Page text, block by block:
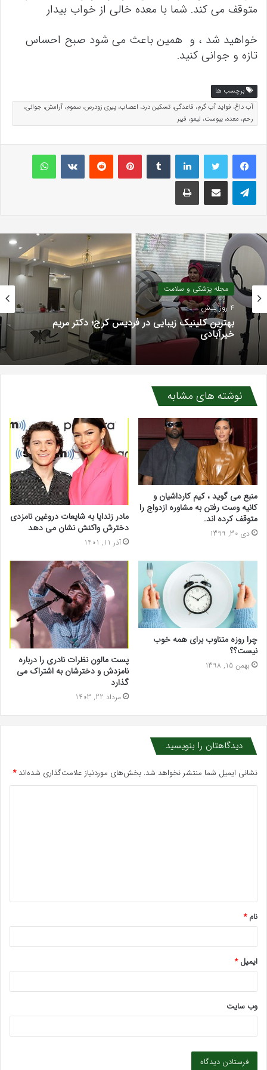
متوقف می کند. شما با معده خالی از خواب بیدار
خواهید شد ، و همین باعث می شود صبح احساس
تازه و جوانی کنید.
برچسب ها
آب داغ، فواید آب گرم، قاعدگی، تسکین درد، اعصاب، پیری زودرس، سموم، آرامش، جوانی،
رحم، معده، یبوست، لیمو، فیبر
لینکداینتامبلر پینتریستReddit
VKontakteواتس آپ
تلگرام اشتراک گذاری با ایمیل چاپ
مجله پزشکی و سلامت
4 روز پیش
بهترین کلینیک زیبایی در فردیس کرج؛ دکتر مریم
خیرآبادی
نوشته های مشابه
منبع می گوید ، کیم کارداشیان و
کانیه وست رفتن به مشاوره ازدواج را
متوقف کرده اند.
دی 30, 1399
مادر زندایا به شایعات دروغین نامزدی
دخترش واکنش نشان می دهد
آذر 11, 1401
چرا روزه متناوب برای همه خوب
نیست؟؟
بهمن 15, 1398
پست مالون نظرات نادری را درباره
نامزدش و دخترشان به اشتراک می
گذارد
مرداد 22, 1403
دیدگاهتان را بنویسید
نشانی ایمیل شما منتشر نخواهد شد. بخش‌های موردنیاز علامت‌گذاری شده‌اند*
*
نام*
ایمیل*
وب‌ سایت